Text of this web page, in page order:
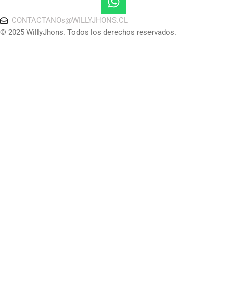
CONTACTANOs@WILLYJHONS.CL
© 2025 WillyJhons. Todos los derechos reservados.